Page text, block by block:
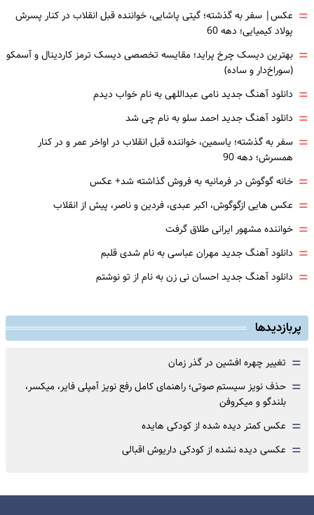
= عکس| سفر به گذشته؛ گیتی پاشایی، خواننده قبل انقلاب در کنار پسرش
پولاد کیمیایی؛ دهه 60
= بهترین دیسک چرخ پراید؛ مقایسه تخصصی دیسک ترمز کاردینال و آسمکو
(سوراخ‌دار و ساده)
= دانلود آهنگ جدید نامی عبداللهی به نام خواب دیدم
= دانلود آهنگ جدید احمد سلو به نام چی شد
= سفر به گذشته؛ یاسمین، خواننده قبل انقلاب در اواخر عمر و در کنار
همسرش؛ دهه 90
= خانه گوگوش در فرمانیه به فروش گذاشته شد+ عکس
= عکس هایی ازگوگوش، اکبر عبدی، فردین و ناصر، پیش از انقلاب
= خواننده مشهور ایرانی طلاق گرفت
= دانلود آهنگ جدید مهران عباسی به نام شدی قلبم
= دانلود آهنگ جدید احسان نی زن به نام از تو نوشتم
پربازدیدها
= تغییر چهره افشین در گذر زمان
= حذف نویز سیستم صوتی؛ راهنمای کامل رفع نویز آمپلی فایر، میکسر،
بلندگو و میکروفن
= عکس کمتر دیده شده از کودکی هایده
= عکسی دیده نشده از کودکی داریوش اقبالی